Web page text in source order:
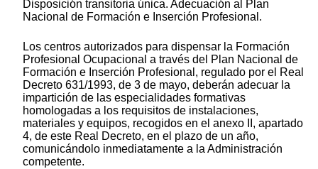
Disposición transitoria única. Adecuación al Plan
Nacional de Formación e Inserción Profesional.
Los centros autorizados para dispensar la Formación
Profesional Ocupacional a través del Plan Nacional de
Formación e Inserción Profesional, regulado por el Real
Decreto 631/1993, de 3 de mayo, deberán adecuar la
impartición de las especialidades formativas
homologadas a los requisitos de instalaciones,
materiales y equipos, recogidos en el anexo II, apartado
4, de este Real Decreto, en el plazo de un año,
comunicándolo inmediatamente a la Administración
competente.